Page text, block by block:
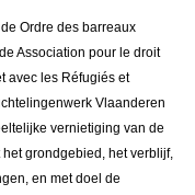
Ordre des barreaux
Association pour le droit
avec les Réfugiés et
Vlaanderen
vernietiging van de
grondgebied, het verblijf,
en met doel de